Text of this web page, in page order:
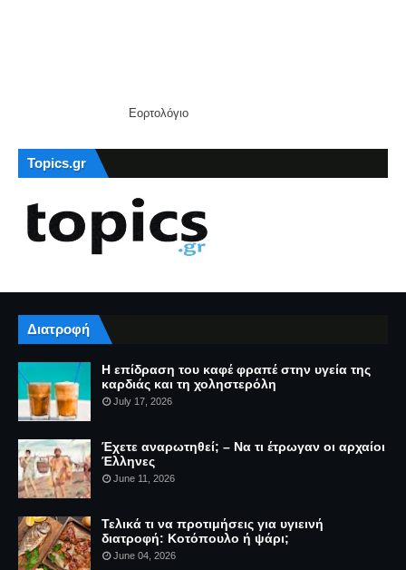
Εορτολόγιο
Topics.gr
Διατροφή
Η επίδραση του καφέ φραπέ στην υγεία της
καρδιάς και τη χοληστερόλη
July 17, 2026
Έχετε αναρωτηθεί; – Να τι έτρωγαν οι αρχαίοι
Έλληνες
June 11, 2026
Τελικά τι να προτιμήσεις για υγιεινή
διατροφή: Κοτόπουλο ή ψάρι;
June 04, 2026